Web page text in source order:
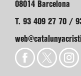
08014 Barcelona
T. 93 409 27 70 /